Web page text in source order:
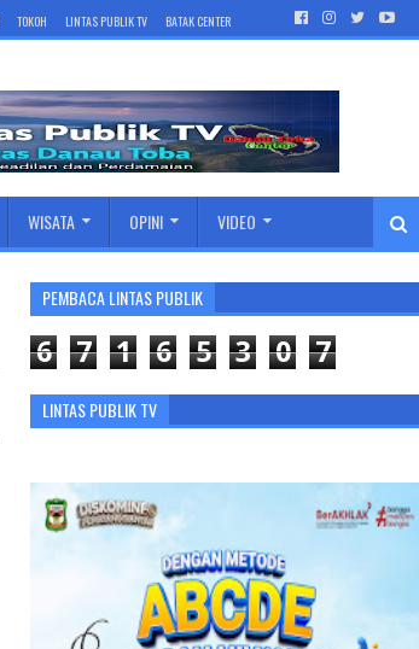
TOKOH LINTAS PUBLIK TV BATAK CENTER
WISATA OPINI VIDEO
PEMBACA LINTAS PUBLIK
6 7 1 6 5 3 0 7
LINTAS PUBLIK TV